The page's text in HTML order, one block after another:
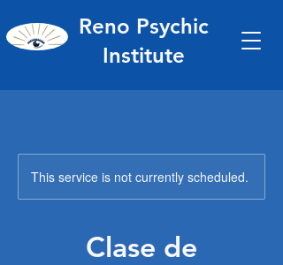
Reno Psychic
Institute
This service is not currently scheduled.
Clase de